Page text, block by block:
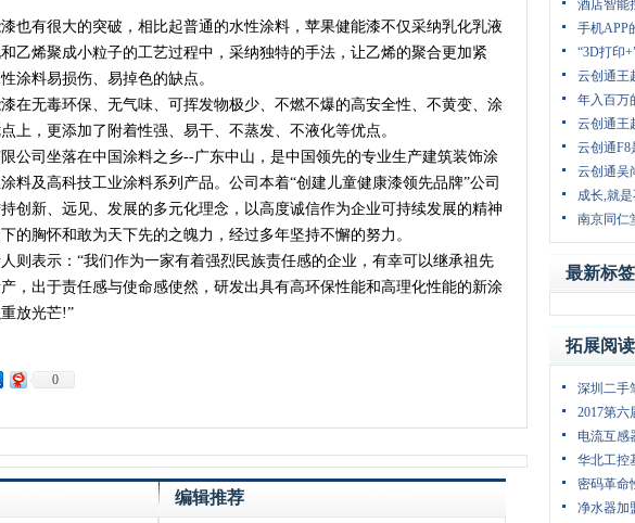
有很大的突破，相比起普通的水性涂料，苹果健能漆不仅采纳乳化乳液
乙烯聚成小粒子的工艺过程中，采纳独特的手法，让乙烯的聚合更加紧
涂料易损伤、易掉色的缺点。
无毒环保、无气味、可挥发物极少、不燃不爆的高安全性、不黄变、涂
上，更添加了附着性强、易干、不蒸发、不液化等优点。
司坐落在中国涂料之乡--广东中山，是中国领先的专业生产建筑装饰涂
料及高科技工业涂料系列产品。公司本着“创建儿童健康漆领先品牌”公司
创新、远见、发展的多元化理念，以高度诚信作为企业可持续发展的精神
的胸怀和敢为天下先的之魄力，经过多年坚持不懈的努力。
表示：“我们作为一家有着强烈民族责任感的企业，有幸可以继承祖先
，出于责任感与使命感使然，研发出具有高环保性能和高理化性能的新涂
放光芒!”
0
编辑推荐
酒店智能
手机APP
“3D打印
云创通王
年入百万
云创通王
云创通F8
云创通吴
成长,就
南京同仁
最新标签
拓展阅读
深圳二手
2017第
电流互感
华北工控
密码革命
净水器加